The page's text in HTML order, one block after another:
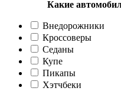
Какие
Внедорожники
Кроссоверы
Седаны
Купе
Пикапы
Хэтчбеки